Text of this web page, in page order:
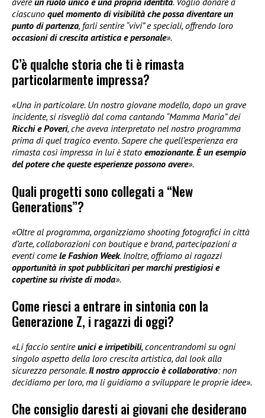
ciascuno quel momento di visibilità che possa diventare un
punto di partenza, farli sentire “vivi” e speciali, offrendo loro
occasioni di crescita artistica e personale».
C’è qualche storia che ti è rimasta
particolarmente impressa?
«Una in particolare. Un nostro giovane modello, dopo un grave
incidente, si risvegliò dal coma cantando “Mamma Maria” dei
Ricchi e Poveri, che aveva interpretato nel nostro programma
prima di quel tragico evento. Sapere che quell’esperienza era
rimasta così impressa in lui è stato emozionante.È un esempio
del potere che queste esperienze possono avere».
Quali progetti sono collegati a “New
Generations”?
«Oltre al programma, organizziamo shooting fotografici in città
d’arte, collaborazioni con boutique e brand, partecipazioni a
eventi comele Fashion Week. Inoltre, offriamo ai ragazzi
opportunità in spot pubblicitari per marchi prestigiosi e
copertine su riviste di moda».
Come riesci a entrare in sintonia con la
Generazione Z, i ragazzi di oggi?
«Li faccio sentireunici e irripetibili, concentrandomi su ogni
singolo aspetto della loro crescita artistica, dal look alla
sicurezza personale.Il nostro approccio è collaborativo: non
decidiamo per loro, ma li guidiamo a sviluppare le proprie idee».
Che consiglio daresti ai giovani che desiderano